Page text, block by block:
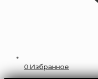
0 Избранное